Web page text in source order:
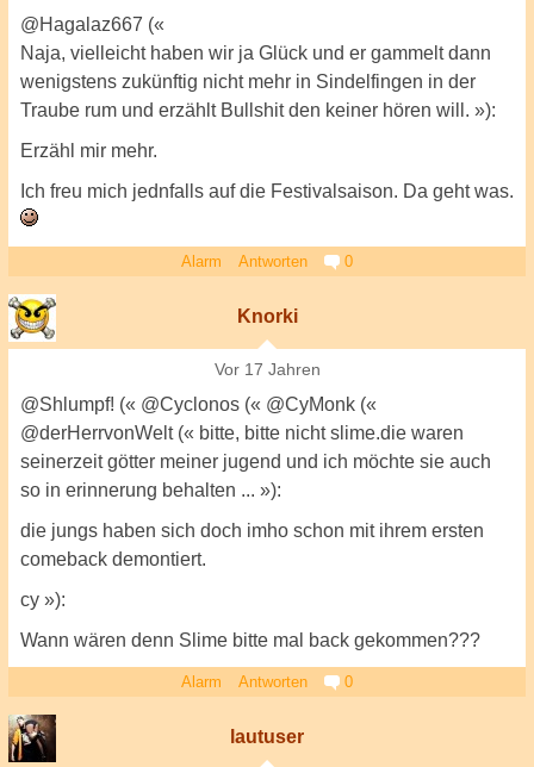
@Hagalaz667 («
Naja, vielleicht haben wir ja Glück und er gammelt dann
wenigstens zukünftig nicht mehr in Sindelfingen in der
Traube rum und erzählt Bullshit den keiner hören will. »):
Erzähl mir mehr.
Ich freu mich jednfalls auf die Festivalsaison. Da geht was.
Alarm Antworten 0
Knorki
Vor 17 Jahren
@Shlumpf! (« @Cyclonos (« @CyMonk («
@derHerrvonWelt (« bitte, bitte nicht slime.die waren
seinerzeit götter meiner jugend und ich möchte sie auch
so in erinnerung behalten ... »):
die jungs haben sich doch imho schon mit ihrem ersten
comeback demontiert.
cy »):
Wann wären denn Slime bitte mal back gekommen???
Alarm Antworten 0
lautuser